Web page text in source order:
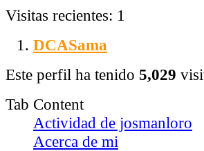
Visitas recientes: 1
DCASama
Este perfil ha tenido 5,029
Tab Content
Actividad de josmanloro
Acerca de mi